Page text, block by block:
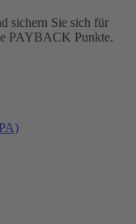
sichern Sie sich für
PAYBACK Punkte.